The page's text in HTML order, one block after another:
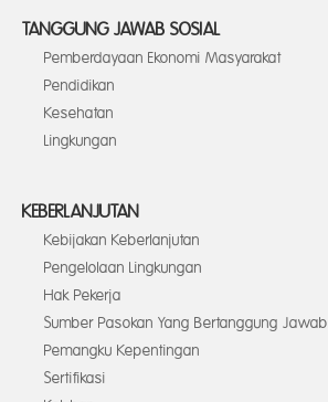
TANGGUNG JAWAB SOSIAL
Pemberdayaan Ekonomi Masyarakat
Pendidikan
Kesehatan
Lingkungan
KEBERLANJUTAN
Kebijakan Keberlanjutan
Pengelolaan Lingkungan
Hak Pekerja
Sumber Pasokan Yang Bertanggung Jawab
Pemangku Kepentingan
Sertifikasi